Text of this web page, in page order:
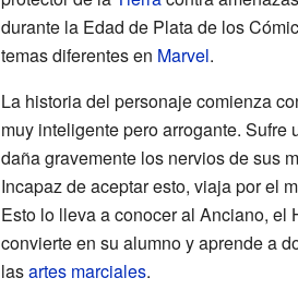
durante la Edad de Plata de los
temas diferentes en Marvel.
La historia del personaje comienza
muy inteligente pero arrogante.
daña gravemente los nervios de sus
Incapaz de aceptar esto, viaja por el
Esto lo lleva a conocer al Anciano, el
convierte en su alumno y aprende a
lasartes marciales.